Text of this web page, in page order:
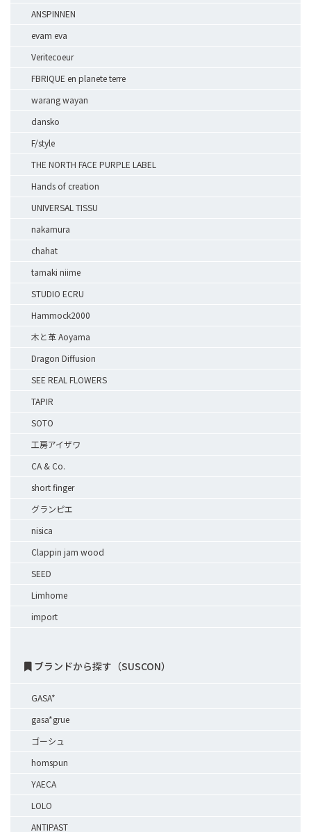
ANSPINNEN
evam eva
Veritecoeur
FBRIQUE en planete terre
warang wayan
dansko
F/style
THE NORTH FACE PURPLE LABEL
Hands of creation
UNIVERSAL TISSU
nakamura
chahat
tamaki niime
STUDIO ECRU
Hammock2000
木と革 Aoyama
Dragon Diffusion
SEE REAL FLOWERS
TAPIR
SOTO
工房アイザワ
CA & Co.
short finger
グランピエ
nisica
Clappin jam wood
SEED
Limhome
import
ブランドから探す（SUSCON）
GASA*
gasa*grue
ゴーシュ
homspun
YAECA
LOLO
ANTIPAST